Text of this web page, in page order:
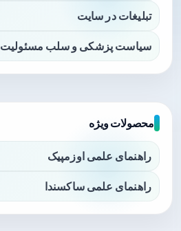
تبلیغات در سایت
سیاست پزشکی و سلب مسئولیت
محصولات ویژه
راهنمای علمی اوزمپیک
راهنمای علمی ساکسندا